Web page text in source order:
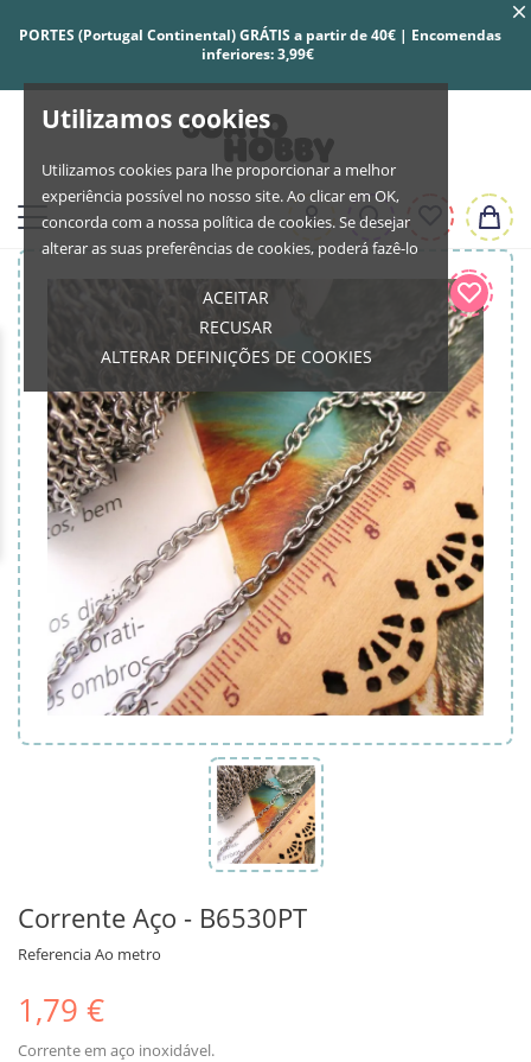
Utilizamos cookies
Utilizamos cookies para lhe proporcionar a melhor
experiência possível no nosso site. Ao clicar em OK,
concorda com a nossa política de cookies. Se desejar
alterar as suas preferências de cookies, poderá fazê-lo
ACEITAR
RECUSAR
ALTERAR DEFINIÇÕES DE COOKIES
PORTES (Portugal Continental) GRÁTIS a partir de 40€ | Encomendas
inferiores: 3,99€
Corrente Aço - B6530PT
ReferenciaAo metro
1,79 €
Corrente em aço inoxidável.